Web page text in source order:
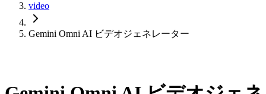
video
Gemini Omni AI ビデオジェネレーター